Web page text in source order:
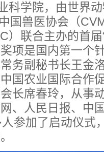
学院，由世界动
国兽医协会（
）联合主办的首
项是国内第一个
务副秘书长王金
国农业国际合作
长席春玲，从事
、人民日报、中
参加了启动仪式